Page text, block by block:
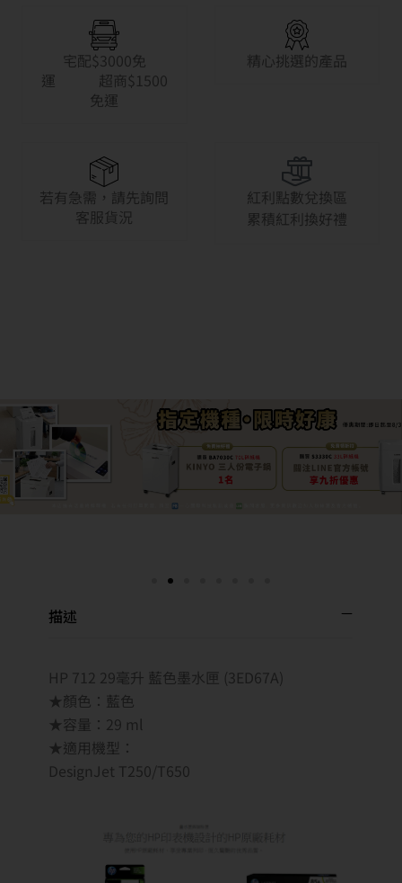
宅配$3000免
運 超商$1500
免運
精心挑選的產品
若有急需，請先詢問
客服貨況
紅利點數兌換區
累積紅利換好禮
描述
HP 712 29毫升 藍色墨水匣 (3ED67A)
★顏色：藍色
★容量：29 ml
★適用機型：
DesignJet T250/T650